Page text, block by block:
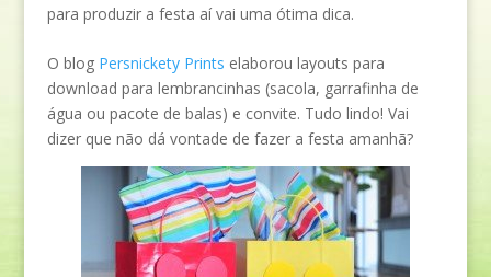
para produzir a festa aí vai uma ótima dica.
O blog Persnickety Prints elaborou layouts para
download para lembrancinhas (sacola, garrafinha de
água ou pacote de balas) e convite. Tudo lindo! Vai
dizer que não dá vontade de fazer a festa amanhã?